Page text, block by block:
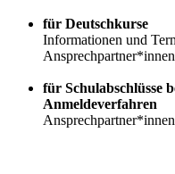
für Deutschkurse
Informationen und
für Schulabschlüsse
Anmeldeverfahren